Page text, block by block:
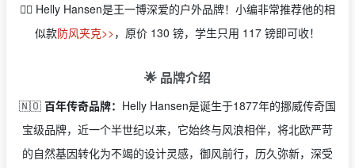
👉🏻 Helly Hansen是王一博深爱的户外品牌！小编非常推荐他的相
似款防风夹克>>，原价 130 镑，学生只用 117 镑即可收！
🌟 品牌介绍
🇳🇴 百年传奇品牌： Helly Hansen是诞生于1877年的挪威传奇国
宝级品牌，近一个半世纪以来，它始终与风浪相伴，将北欧严苛
的自然基因转化为不竭的设计灵感，御风前行，历久弥新，深受